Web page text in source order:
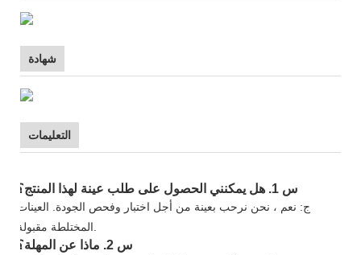
شهادة
التعليمات
س 1. هل يمكنني الحصول على طلب عينة لهذا المنتج؟
ج: نعم ، نحن نرحب بعينة من أجل اختبار وفحص الجودة. العينات
س 2. ماذا عن المهلة؟